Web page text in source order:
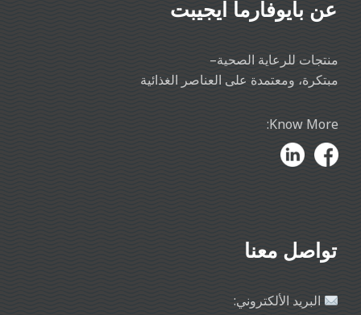
عن بايوفارما ايجيبت
منتجات للرعاية الصحية–
مبتكرة، ومعتمدة على العناصر الغذائية
Know More:
تواصل معنا
البريد الألكتروني: